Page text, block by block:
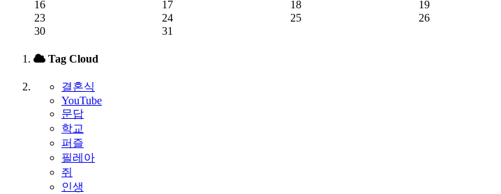
16
17 18 19
23
24 25 26
30
31
Tag Cloud
결혼식
YouTube
문답
학교
퍼즐
필레아
쥐
인생